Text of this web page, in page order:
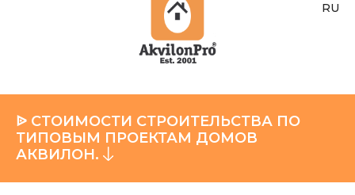
RU
ᐉ СТОИМОСТИ СТРОИТЕЛЬСТВА ПО
ТИПОВЫМ ПРОЕКТАМ ДОМОВ
АКВИЛОН.